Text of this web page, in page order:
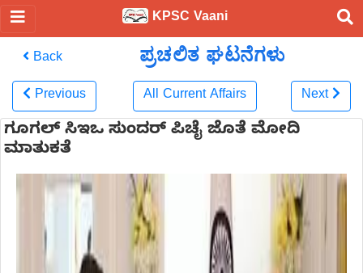
KPSC Vaani
Back ಪ್ರಚಲಿತ ಘಟನೆಗಳು
Previous All Current Affairs Next
ಗೂಗಲ್ ಸಿಇಒ ಸುಂದರ್ ಪಿಚೈ ಜೊತೆ ಮೋದಿ
ಮಾತುಕತೆ